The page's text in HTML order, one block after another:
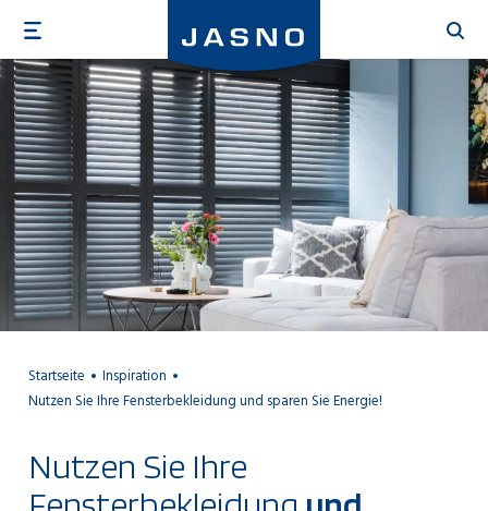
zum
Inhalt
Startseite
Inspiration
Nutzen Sie Ihre Fensterbekleidung und sparen Sie Energie!
Nutzen Sie Ihre